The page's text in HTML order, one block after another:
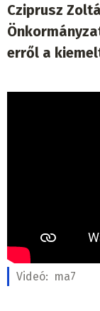
Cziprusz
erről a
Videó: ma7